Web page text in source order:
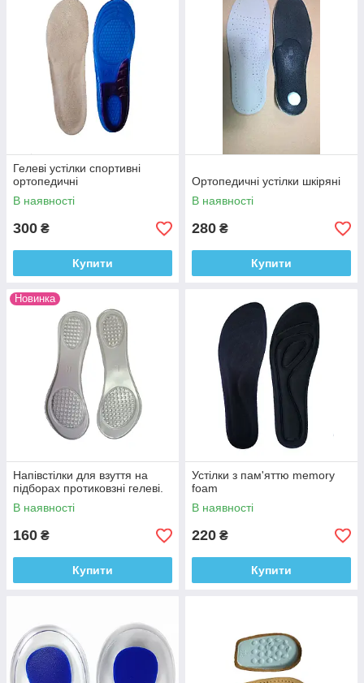
Гелеві устілки спортивні
ортопедичні
В наявності
300 ₴
Купити
Ортопедичні устілки шкіряні
В наявності
280 ₴
Купити
Новинка
Напівстілки для взуття на
підборах протиковзні гелеві.
В наявності
160 ₴
Купити
Устілки з пам'яттю memory
foam
В наявності
220 ₴
Купити